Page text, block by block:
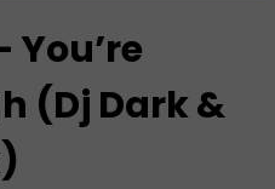
You’re
(Dj Dark &